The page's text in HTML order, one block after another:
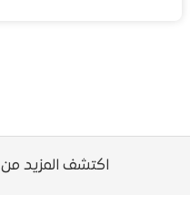
اكتشف المزيد من